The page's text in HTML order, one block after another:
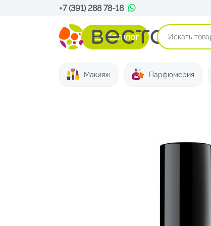
+7 (391) 288 78-18
Каталог
Макияж Парфюмерия